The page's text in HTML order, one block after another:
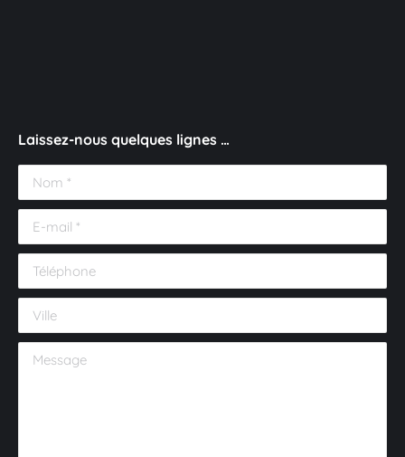
Laissez-nous quelques lignes …
Nom *
E-mail *
Téléphone
Ville
Message